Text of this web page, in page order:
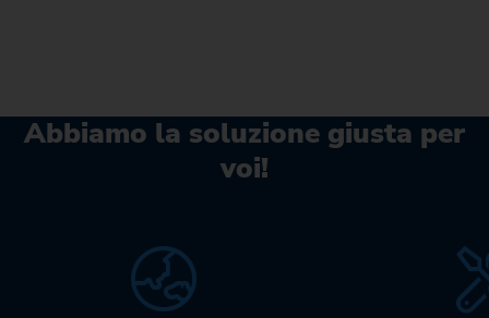
Abbiamo la soluzione giusta per
voi!